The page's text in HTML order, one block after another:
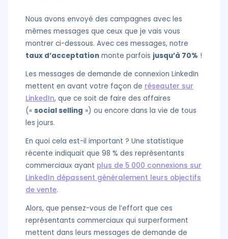
Nous avons envoyé des campagnes avec les
mêmes messages que ceux que je vais vous
montrer ci-dessous. Avec ces messages, notre
taux d’acceptation monte parfois jusqu’à 70% !
Les messages de demande de connexion LinkedIn
mettent en avant votre façon de réseauter sur
LinkedIn, que ce soit de faire des affaires
(« social selling ») ou encore dans la vie de tous
les jours.
En quoi cela est-il important ? Une statistique
récente indiquait que 98 % des représentants
commerciaux ayant plus de 5 000 connexions sur
LinkedIn dépassent généralement leurs objectifs
de vente.
Alors, que pensez-vous de l’effort que ces
représentants commerciaux qui surperforment
mettent dans leurs messages de demande de